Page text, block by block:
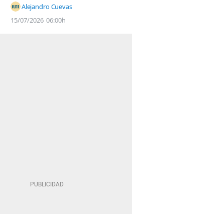
Alejandro Cuevas
15/07/2026 06:00h